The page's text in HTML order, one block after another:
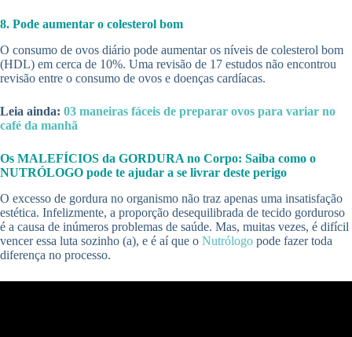
8. Pode aumentar o colesterol bom
O consumo de ovos diário pode aumentar os níveis de colesterol bom
(HDL) em cerca de 10%. Uma revisão de 17 estudos não encontrou
revisão entre o consumo de ovos e doenças cardíacas.
Leia ainda: 03 maneiras fáceis de preparar ovos para variar no
café da manhã
Os MALEFÍCIOS da GORDURA no Corpo: Saiba como o
NUTRÓLOGO pode te ajudar a se livrar deste perigo
O excesso de gordura no organismo não traz apenas uma insatisfação
estética. Infelizmente, a proporção desequilibrada de tecido gorduroso
é a causa de inúmeros problemas de saúde. Mas, muitas vezes, é difícil
vencer essa luta sozinho (a), e é aí que o Nutrólogo pode fazer toda
diferença no processo.